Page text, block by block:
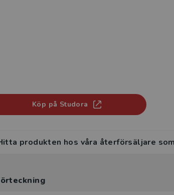
Köp på Studora
produkten hos våra återförsäljare